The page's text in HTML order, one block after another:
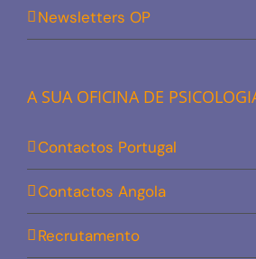
Newsletters OP
A SUA OFICINA DE
Contactos Portugal
Contactos Angola
Recrutamento